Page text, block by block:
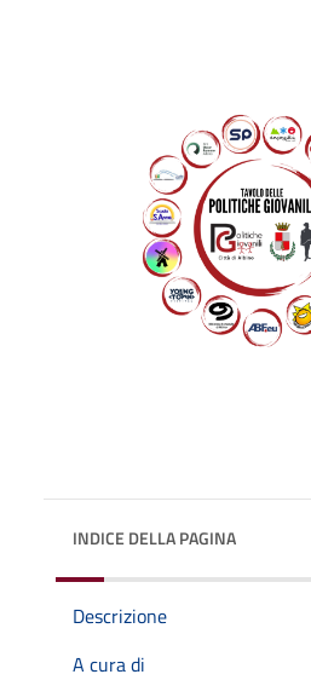
INDICE DELLA PAGINA
Descrizione
A cura di